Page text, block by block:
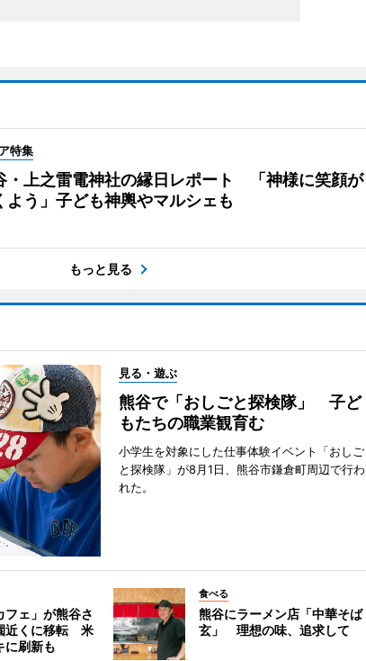
特集
・上之雷電神社の縁日レポート 「神様に笑顔が
よう」子ども神輿やマルシェも
もっと見る
見る・遊ぶ
熊谷で「おしごと探検隊」 子ど
もたちの職業観育む
小学生を対象にした仕事体験イベント「おしご
と探検隊」が8月1日、熊谷市鎌倉町周辺で行わ
れた。
フェ」が熊谷さ
近くに移転 米
に刷新も
食べる
熊谷にラーメン店「中華そば
玄」 理想の味、追求して